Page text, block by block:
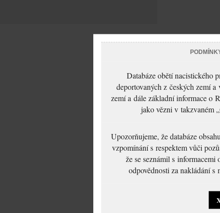
Databáze obětí nacistického
deportovaných z českých zemí
zemí a dále základní informace o
jako vězni v takzvaném
Upozorňujeme, že databáze
vzpomínání s respektem vůči
že se seznámil s
odpovědnosti za nakládání